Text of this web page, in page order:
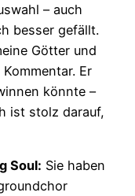
– auch
besser gefällt.
Götter und
Er
könnte –
ist stolz darauf,
Soul: Sie haben